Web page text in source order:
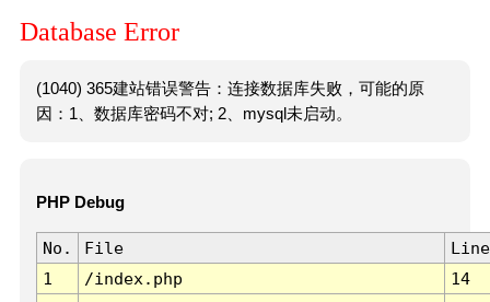
Database Error
(1040) 365建站错误警告：连接数据库失败，可能的原
因：1、数据库密码不对; 2、mysql未启动。
PHP Debug
No. File
Line
1
/index.php 14